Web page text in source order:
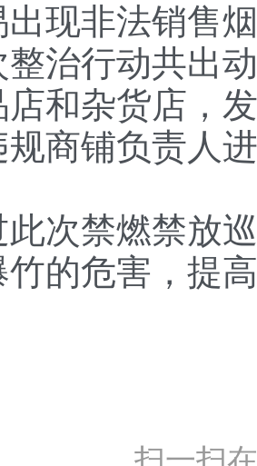
出现非法销售
整治行动共出
店和杂货店，
商铺负责人
禁燃禁放巡
竹的危害，提